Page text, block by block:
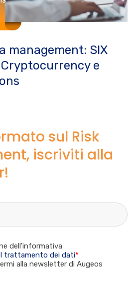
management: SIX
e
sul Risk
iscriviti alla
dell'informativa
trattamento dei dati*
alla newsletter di Augeos